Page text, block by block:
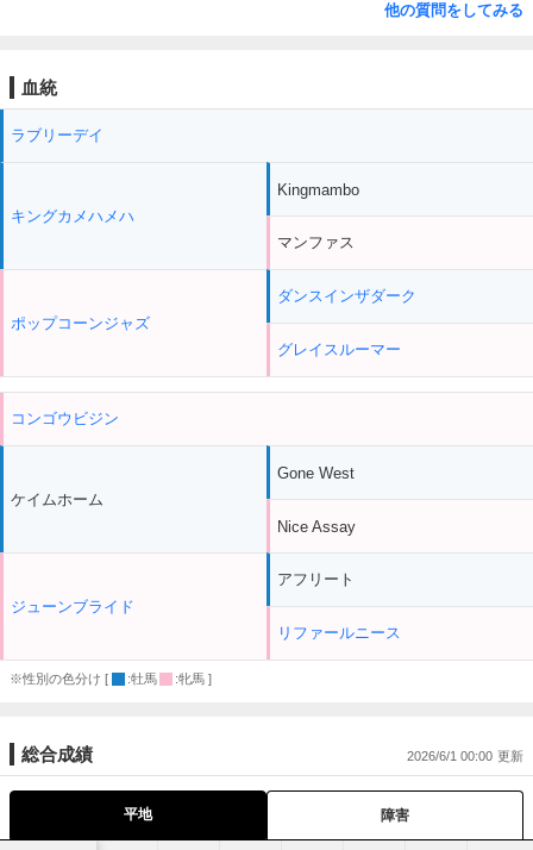
他の質問をしてみる
血統
ラブリーデイ
キングカメハメハ
ポップコーンジャズ
Kingmambo
マンファス
ダンスインザダーク
グレイスルーマー
コンゴウビジン
ケイムホーム
ジューンブライド
Gone West
Nice Assay
アフリート
リファールニース
※性別の色分け [ :牡馬 :牝馬 ]
総合成績 2026/6/1 00:00
平地 障害